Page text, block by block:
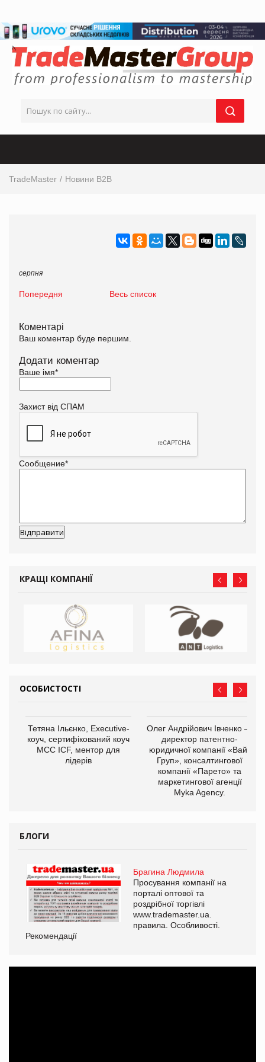
TradeMaster Новини B2B
серпня
Попередня Весь список
Коментарі
Ваш коментар буде першим.
Додати коментар
Ваше імя*
Захист від СПАМ
Сообщение*
КРАЩІ КОМПАНІЇ
ОСОБИСТОСТІ
Тетяна Ільєнко, Executive-
коуч, сертифікований коуч
МСС ICF, ментор для
лідерів
Олег Андрійович Івченко —
директор патентно-
юридичної компанії «Вайз
Груп», консалтингової
компанії «Парето» та
маркетингової агенції
Myka Agency.
БЛОГИ
Брагина Людмила
Просування компанії на
порталі оптової та
роздрібної торгівлі
www.trademaster.ua.
правила. Особливості.
Рекомендації